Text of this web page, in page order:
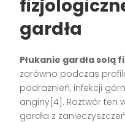
gardła
Płukanie gardła solą
zarówno podczas
podrażnień, infekcji
anginy[4]. Roztwór ten
gardła z